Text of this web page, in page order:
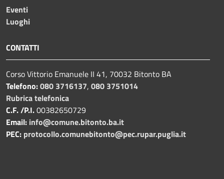
Eventi
Luoghi
CONTATTI
Corso Vittorio Emanuele II 41, 70032 Bitonto BA
Telefono:080 3716137, 080 3751014
Rubrica telefonica
C.F. /P.I.00382650729
Email: info@comune.bitonto.ba.it
PEC: protocollo.comunebitonto@pec.rupar.puglia.it